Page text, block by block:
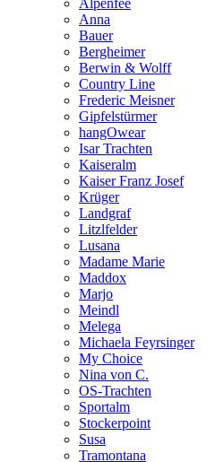
Alpenfee
Anna
Bauer
Bergheimer
Berwin & Wolff
Country Line
Frederic Meisner
Gipfelstürmer
hangOwear
Isar Trachten
Kaiseralm
Kaiser Franz Josef
Krüger
Landgraf
Litzlfelder
Lusana
Madame Marie
Maddox
Marjo
Meindl
Melega
Michaela Feyrsinger
My Choice
Nina von C.
OS-Trachten
Sportalm
Stockerpoint
Susa
Tramontana